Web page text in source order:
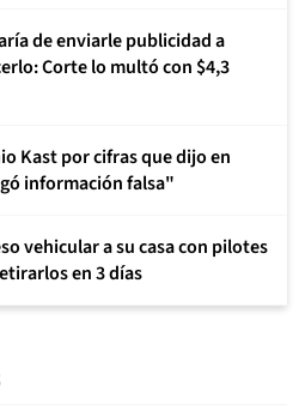
de enviarle publicidad a
Corte lo multó con $4,3
Kast por cifras que dijo en
información falsa"
vehicular a su casa con pilotes
en 3 días